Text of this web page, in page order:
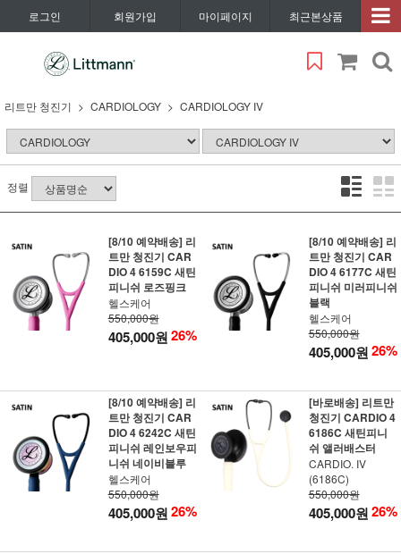
로그인 회원가입 마이페이지 최근본상품
리트만 청진기 CARDIOLOGY CARDIOLOGY IV
정렬
[8/10 예약배송] 리
트만 청진기 CAR
DIO 4 6159C 새틴
피니쉬 로즈핑크
헬스케어
550,000원
405,000원26%
[8/10 예약배송] 리
트만 청진기 CAR
DIO 4 6177C 새틴
피니쉬 미러피니쉬
블랙
헬스케어
550,000원
405,000원26%
[8/10 예약배송] 리
트만 청진기 CAR
DIO 4 6242C 새틴
피니쉬 레인보우피
니쉬 네이비블루
헬스케어
550,000원
405,000원26%
[바로배송] 리트만
청진기 CARDIO 4
6186C 새틴피니
쉬 앨러배스터
CARDIO. IV
(6186C)
550,000원
405,000원26%